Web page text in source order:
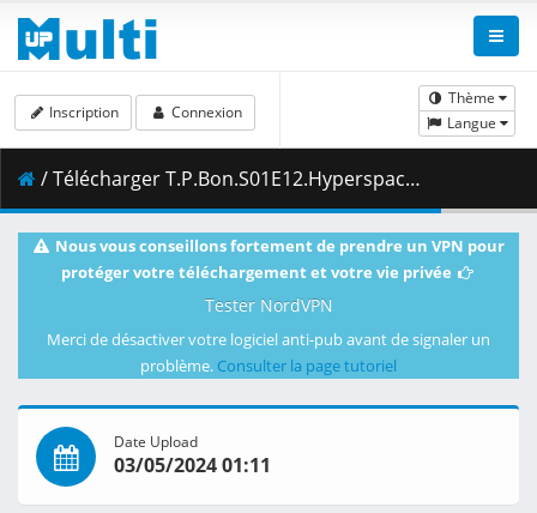
Thème
Langue
Inscription Connexion
/ Télécharger T.P.Bon.S01E12.Hyperspace.Castaway.1080p.NF.WEB-DL.DUAL.DDP5.1.H.264-FLUX.mkv.003 ( 422.27 MB )
Nous vous conseillons fortement de prendre un VPN pour
protéger votre téléchargement et votre vie privée
Tester NordVPN
Merci de désactiver votre logiciel anti-pub avant de signaler un
problème. Consulter la page tutoriel
Date Upload
03/05/2024 01:11